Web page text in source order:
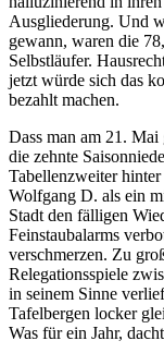
Ausgliederung. Und
gewann, waren die
Selbstläufer.
jetzt würde sich das
bezahlt machen.
Dass man am 21.
die zehnte
Tabellenzweiter
Wolfgang D. als ein
Stadt den fälligen
Feinstaubalarms
verschmerzen. Zu
Relegationsspiele
in seinem Sinne
Tafelbergen locker
Was für ein Jahr,